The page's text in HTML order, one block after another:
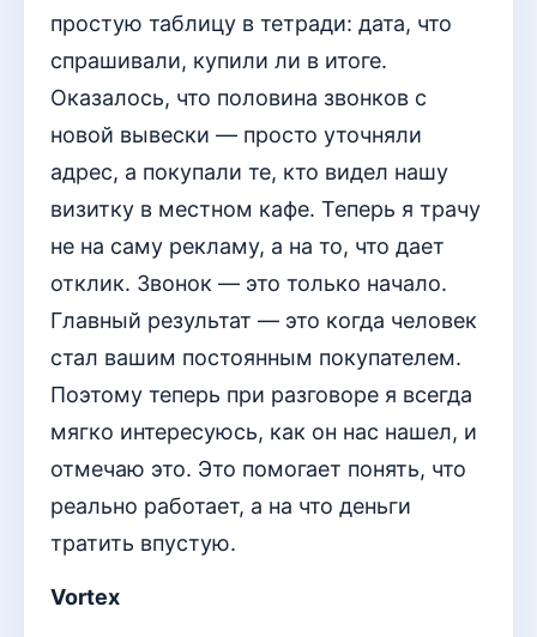
простую таблицу в тетради: дата, что
спрашивали, купили ли в итоге.
Оказалось, что половина звонков с
новой вывески — просто уточняли
адрес, а покупали те, кто видел нашу
визитку в местном кафе. Теперь я трачу
не на саму рекламу, а на то, что дает
отклик. Звонок — это только начало.
Главный результат — это когда человек
стал вашим постоянным покупателем.
Поэтому теперь при разговоре я всегда
мягко интересуюсь, как он нас нашел, и
отмечаю это. Это помогает понять, что
реально работает, а на что деньги
тратить впустую.
Vortex